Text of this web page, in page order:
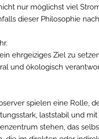
nur möglichst viel
dieser Philosophie
ehrgeiziges Ziel zu
und ökologisch
spielen eine Rolle,
laststabil und
stehen, das